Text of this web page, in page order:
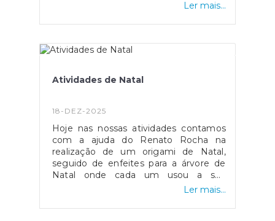
Novo repleto de boas surpresas,
Ler mais...
Atividades de Natal
18-DEZ-2025
Hoje nas nossas atividades contamos
com a ajuda do Renato Rocha na
realização de um origami de Natal,
seguido de enfeites para a árvore de
Natal onde cada um usou a sua
criatividade e imaginação para a
Ler mais...